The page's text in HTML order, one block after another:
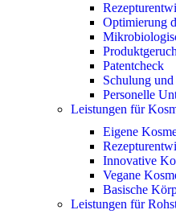
Optimierung
Patentcheck
Schulung
Personelle
Leistungen für
Eigene
Innovative
Vegane
Basische
Leistungen für